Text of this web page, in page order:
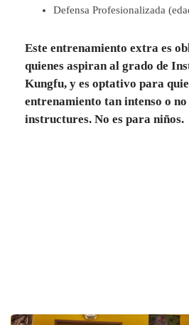
Defensa Profesionalizada
Este entrenamiento extra es
quienes aspiran al grado de
Kungfu, y es optativo para
entrenamiento tan intenso o no
instructures. No es para niños.